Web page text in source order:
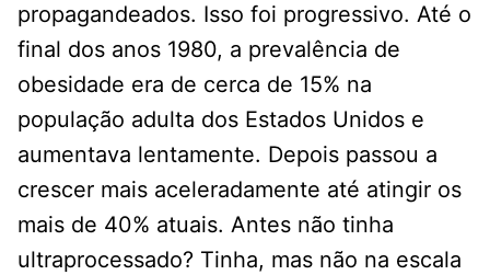
propagandeados. Isso foi progressivo. Até o
final dos anos 1980, a prevalência de
obesidade era de cerca de 15% na
população adulta dos Estados Unidos e
aumentava lentamente. Depois passou a
crescer mais aceleradamente até atingir os
mais de 40% atuais. Antes não tinha
ultraprocessado? Tinha, mas não na escala